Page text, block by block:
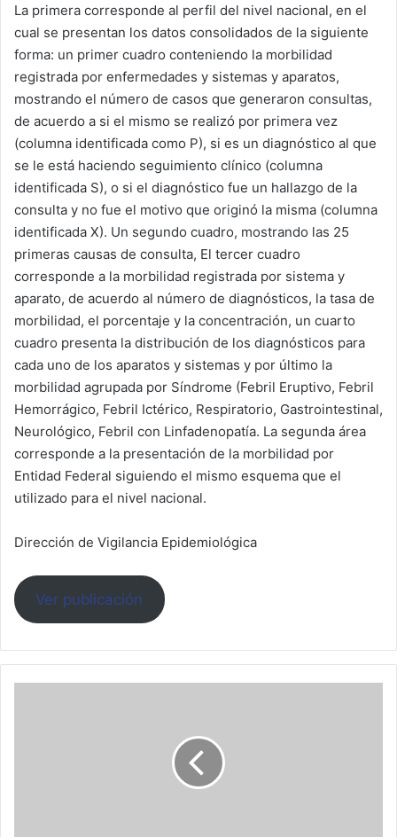
La primera corresponde al perfil del nivel nacional, en el
cual se presentan los datos consolidados de la siguiente
forma: un primer cuadro conteniendo la morbilidad
registrada por enfermedades y sistemas y aparatos,
mostrando el número de casos que generaron consultas,
de acuerdo a si el mismo se realizó por primera vez
(columna identificada como P), si es un diagnóstico al que
se le está haciendo seguimiento clínico (columna
identificada S), o si el diagnóstico fue un hallazgo de la
consulta y no fue el motivo que originó la misma (columna
identificada X). Un segundo cuadro, mostrando las 25
primeras causas de consulta, El tercer cuadro
corresponde a la morbilidad registrada por sistema y
aparato, de acuerdo al número de diagnósticos, la tasa de
morbilidad, el porcentaje y la concentración, un cuarto
cuadro presenta la distribución de los diagnósticos para
cada uno de los aparatos y sistemas y por último la
morbilidad agrupada por Síndrome (Febril Eruptivo, Febril
Hemorrágico, Febril Ictérico, Respiratorio, Gastrointestinal,
Neurológico, Febril con Linfadenopatía. La segunda área
corresponde a la presentación de la morbilidad por
Entidad Federal siguiendo el mismo esquema que el
utilizado para el nivel nacional.
Dirección de Vigilancia Epidemiológica
Ver publicación